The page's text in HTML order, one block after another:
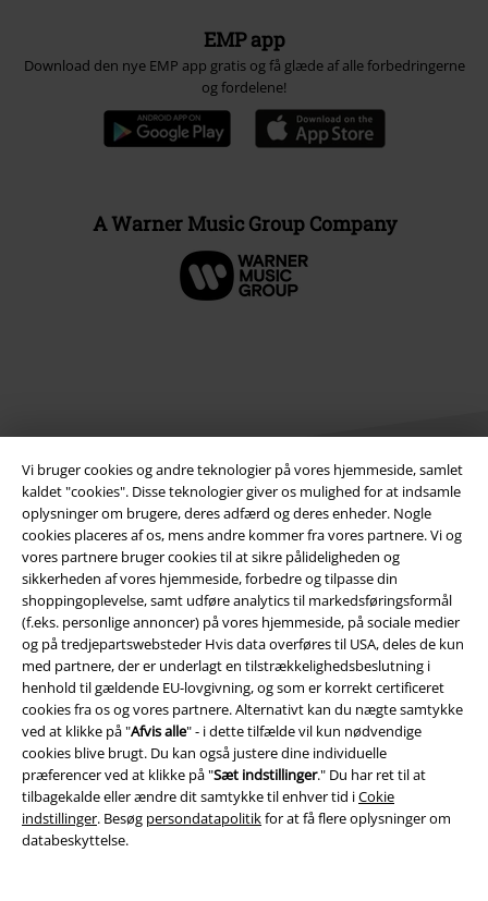
Vi bruger cookies og andre teknologier på vores hjemmeside, samlet
kaldet "cookies". Disse teknologier giver os mulighed for at indsamle
oplysninger om brugere, deres adfærd og deres enheder. Nogle
cookies placeres af os, mens andre kommer fra vores partnere. Vi og
vores partnere bruger cookies til at sikre pålideligheden og
sikkerheden af ​​vores hjemmeside, forbedre og tilpasse din
shoppingoplevelse, samt udføre analytics til markedsføringsformål
(f.eks. personlige annoncer) på vores hjemmeside, på sociale medier
og på tredjepartswebsteder Hvis data overføres til USA, deles de kun
med partnere, der er underlagt en tilstrækkelighedsbeslutning i
henhold til gældende EU-lovgivning, og som er korrekt certificeret
cookies fra os og vores partnere. Alternativt kan du nægte samtykke
ved at klikke på "Afvis alle" - i dette tilfælde vil kun nødvendige
cookies blive brugt. Du kan også justere dine individuelle
præferencer ved at klikke på "Sæt indstillinger." Du har ret til at
tilbagekalde eller ændre dit samtykke til enhver tid iCokie
indstillinger. Besøg persondatapolitikfor at få flere oplysninger om
databeskyttelse.
EMP app
Download den nye EMP app gratis og få glæde af alle forbedringerne
og fordelene!
A Warner Music Group Company
Juridisk
Salgs-, medlems- & leveringsbetingelser
Om EMP Danmark
Persondatapolitik
Bortskaffelse af affald og miljøbeskyttelse
Overensstemmelseserklæring
Oplysninger om tilgængelighed